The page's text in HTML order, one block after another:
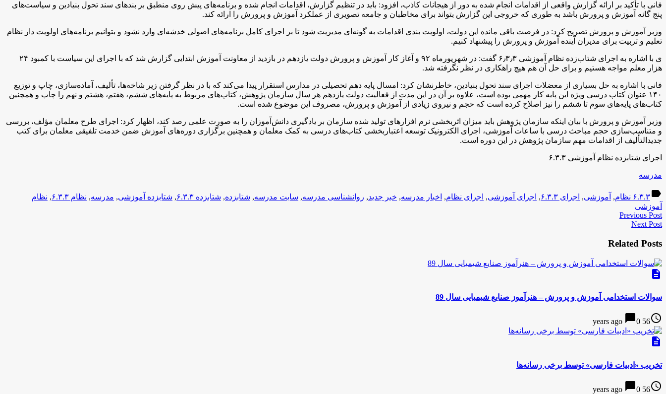
فانی با تأکید بر ارائه گزارش واقعی از اقدامات انجام شده به دور از هیجانات کاذب، افزود: باید در تنظیم گزارش، اقدامات انجام شده و برنامه‌های پیش روی منطبق بر بندهای سند تحول بنیادین و سیاست‌های
پنج گانه آموزش و پرورش باشد به طوری که خروجی این گزارش بتواند برای مخاطبان و جامعه تصویری از عملکرد آموزش و پرورش را ارائه کند.
وزیر ‌آموزش و پرورش تصریح کرد: در فرصت باقی مانده این دولت، اولویت بندی اقدامات به گونه‌ای مدیریت شود تا بر اجرای کامل برنامه‌های اصولی خدشه‌ای وارد نشود و بتوانیم برنامه‌های اولویت دار نظام
تعلیم و تربیت برای مدیران آینده آموزش و پرورش را پیشنهاد کنیم.
ی با اشاره به اجرای شتاب‌زده نظام آموزشی ۶٫۳٫۳ گفت: در شهریورماه ۹۲ و آغاز کار آموزش و پرورش دولت یازدهم در بازدید از معاونت آموزش ابتدایی گزارش شد که با اجرای این سیاست با کمبود ۲۴
هزار معلم مواجه هستیم و برای حل آن هم هیچ راهکاری در نظر نگرفته شد.
فانی با اشاره به حل بسیاری از معضلات اجرای سند تحول بنیادین، خاطرنشان کرد: امسال پایه دهم تحصیلی در مدارس استقرار پیدا می‌کند که با در نظر گرفتن زیر شاخه‌ها، تألیف، آماده‌سازی، چاپ و توزیع
۱۴۰ عنوان کتاب درسی ویژه این پایه کار مهمی بوده است، علاوه بر آن در این مدت از فعالیت دولت یازدهم هر سال سازمان پژوهش، کتاب‌های مربوط به پایه‌های ششم، هفتم، هشتم و نهم را چاپ و همچنین
کتاب‌های پایه‌های سوم تا ششم را نیز اصلاح کرده است که حجم و نیروی زیادی از آموزش و پرورش، مصروف این موضوع شده است.
وزیر آموزش و پرورش با بیان اینکه سازمان پژوهش باید میزان اثربخشی نرم افزارهای تولید شده سازمان بر یادگیری دانش‌آموزان را به صورت علمی رصد کند، اظهار کرد: اجرای طرح معلمان مؤلف، بررسی
و متناسب‌سازی حجم مباحث درسی با ساعات آموزشی، اجرای الکترونیک توسعه اعتباربخشی کتاب‌های درسی به کمک معلمان و همچنین برگزاری دوره‌های آموزش ضمن خدمت تلفیقی معلمان برای کتب
جدیدالتألیف از اقدامات مهم سازمان پژوهش در این دوره است.
اجرای شتابزده نظام آموزشی ۶.۳.۳
مدرسه
label۶.۳.۳ نظام , آموزشی, اجرای ۶.۳.۳ , اجرای آموزشی, اجرای نظام, اخبار مدرسه, خبر جدید, روانشناسی مدرسه, سایت مدرسه, شتابزده, شتابزده ۶.۳.۳ , شتابزده آموزشی, مدرسه, نظام ۶.۳.۳ , نظام
آموزشی
Previous Post
Next Post
Related Posts
description
سوالات استخدامی آموزش و پرورش – هنرآموز صنایع شیمیایی سال 89
access_time
56 years ago
chat_bubble0
description
تخریب «ادبیات فارسی» توسط برخی رسانه‌ها
access_time
56 years ago
chat_bubble0